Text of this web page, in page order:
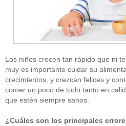
Los niños crecen tan rápido que ni
muy es importante cuidar su
crecimientos, y crezcan felices y
comer un poco de todo tanto en
que estén siempre sanos.
¿Cuáles son los principales